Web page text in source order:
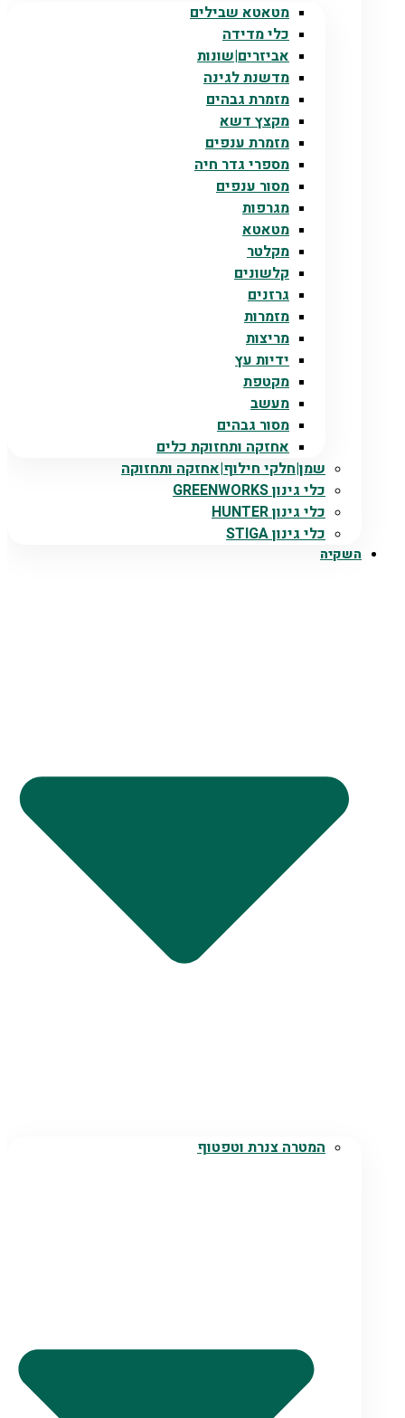
מטאטא שבילים
כלי מדידה
אביזרים|שונות
מדשנת לגינה
מזמרת גבהים
מקצץ דשא
מזמרת ענפים
מספרי גדר חיה
מסור ענפים
מגרפות
מטאטא
מקלטר
קלשונים
גרזנים
מזמרות
מריצות
ידיות עץ
מקטפת
מעשב
מסור גבהים
אחזקה ותחזוקת כלים
שמן|חלקי חילוף|אחזקה ותחזוקה
כלי גינון GREENWORKS
כלי גינון HUNTER
כלי גינון STIGA
השקיה
המטרה צנרת וטפטוף